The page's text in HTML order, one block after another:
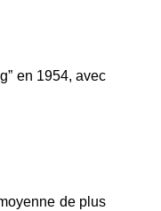
en 1954, avec
de plus